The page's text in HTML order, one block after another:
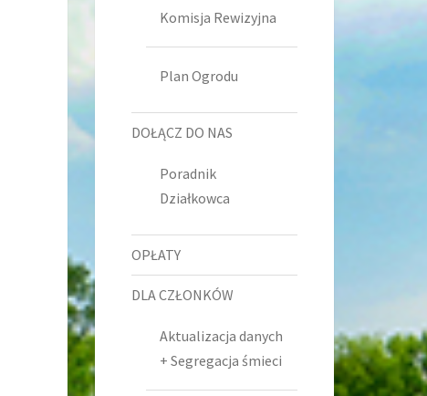
Komisja Rewizyjna
Plan Ogrodu
DOŁĄCZ DO NAS
Poradnik
Działkowca
OPŁATY
DLA CZŁONKÓW
Aktualizacja danych
+ Segregacja śmieci